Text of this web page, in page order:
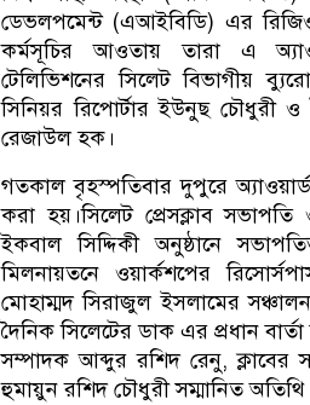
ডেভলপমেন্ট (এআইবিডি) এর
কর্মসূচির আওতায় তারা এ
টেলিভিশনের সিলেট বিভাগীয়
সিনিয়র রিপোর্টার ইউনুছ চৌধুরী ও
রেজাউল হক।
গতকাল বৃহস্পতিবার দুপুরে
করা হয়।সিলেট প্রেসক্লাব
ইকবাল সিদ্দিকী অনুষ্ঠানে
মিলনায়তনে ওয়ার্কশপের
মোহাম্মদ সিরাজুল ইসলামের
দৈনিক সিলেটের ডাক এর প্রধান
সম্পাদক আব্দুর রশিদ রেনু, ক্লাবের
হুমায়ুন রশিদ চৌধুরী সম্মানিত অতিথি